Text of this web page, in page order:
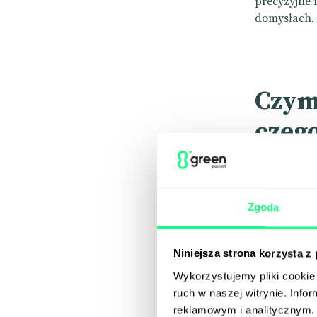
Zgoda
Niniejsza strona korzysta z
Wykorzystujemy pliki
ruch w naszej witrynie.
reklamowym i
domysłach.
Twojej
na tym, co
Platforma